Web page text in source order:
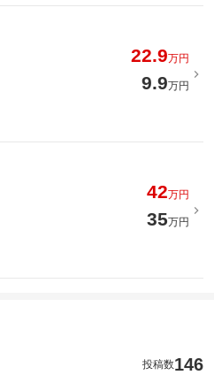
22.9万円
9.9万円
42万円
35万円
投稿数146